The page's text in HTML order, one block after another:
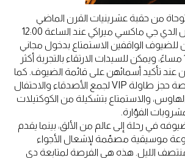
من حقبة عشرينيات القرن الماضي
الصاخبة، ينطلق عرض الدي جي ماكسي ميراكي عند الساعة 12:00
للضيوف الواقفين الاستمتاع بدخول مجاني
بدءاً من الساعة 11:30 مساءً، ويمكن للسيدات الارتقاء بالتجربة أكثر
عند تأكيد أسمائهن على قائمة الضيوف. كما
سيحظى الحضور بفرصة حجز طاولة VIP لجمع الأصدقاء والاحتفال
والاستمتاع بتشكيلة من الكوكتيلات
الفوّارة.
في رحلة إلى عالم من الألق، بينما يقدم
موسيقية مصمّمة لإشعال الأجواء
منتصف الليل. هذه هي الفرصة لمتابعة دي